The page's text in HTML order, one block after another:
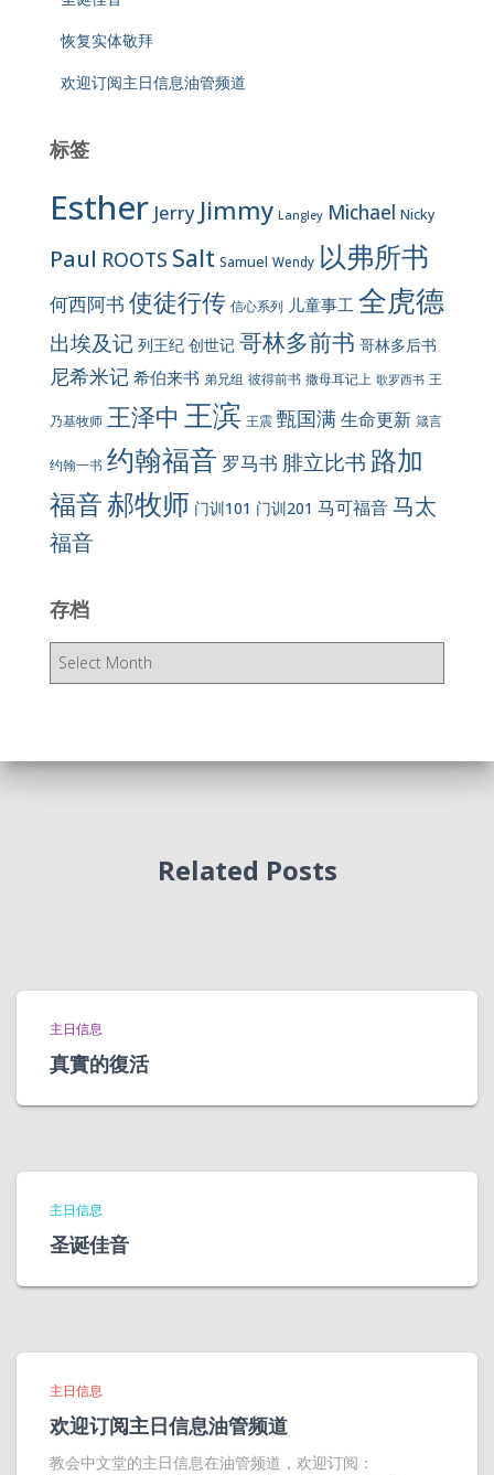
恢复实体敬拜
欢迎订阅主日信息油管频道
标签
Esther Jerry Jimmy Langley Michael Nicky
Paul ROOTS Salt Samuel Wendy 以弗所书
何西阿书 使徒行传 信心系列 儿童事工 全虎德
出埃及记 列王纪 创世记 哥林多前书 哥林多后书
尼希米记 希伯来书 弟兄组 彼得前书 撒母耳记上 歌罗西书 王
乃基牧师 王泽中 王滨 王震 甄国满生命更新 箴言
约翰一书 约翰福音 罗马书 腓立比书 路加
福音郝牧师 门训101 门训201 马可福音马太
福音
存档
存
Related Posts
主日信息
真實的復活
主日信息
圣诞佳音
主日信息
欢迎订阅主日信息油管频道
教会中文堂的主日信息在油管频道，欢迎订阅：